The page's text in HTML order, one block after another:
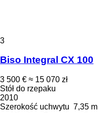
3
Biso Integral CX 100
3 500 € ≈ 15 070 zł
Stół do rzepaku
2010
Szerokość uchwytu 7,35 m